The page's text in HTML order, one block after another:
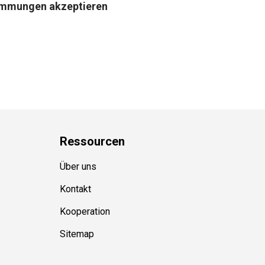
akzeptieren
Ressourcen
Über uns
Kontakt
Kooperation
Sitemap